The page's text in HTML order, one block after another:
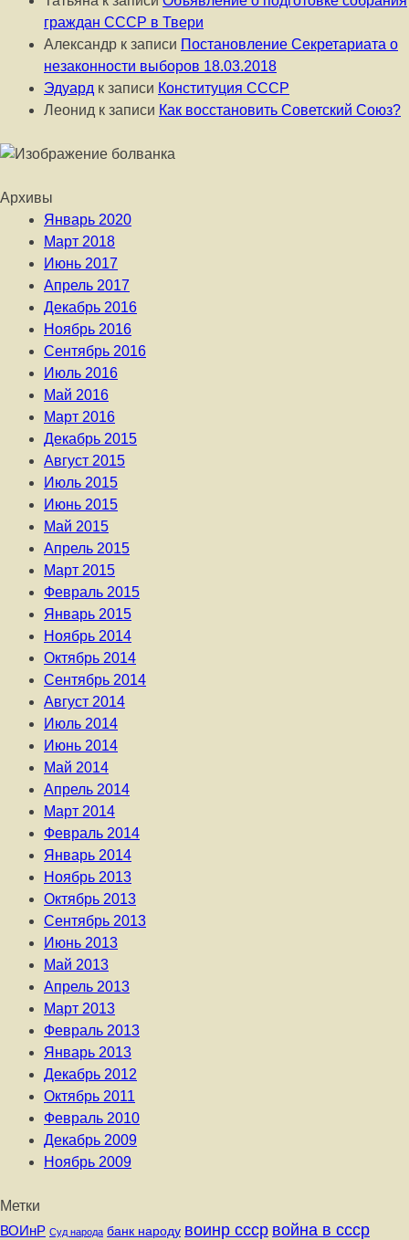
граждан СССР в Твери
Александр к записи Постановление Секретариата о
незаконности выборов 18.03.2018
Эдуард к записи Конституция СССР
Леонид к записи Как восстановить Советский Союз?
Архивы
Январь 2020
Март 2018
Июнь 2017
Апрель 2017
Декабрь 2016
Ноябрь 2016
Сентябрь 2016
Июль 2016
Май 2016
Март 2016
Декабрь 2015
Август 2015
Июль 2015
Июнь 2015
Май 2015
Апрель 2015
Март 2015
Февраль 2015
Январь 2015
Ноябрь 2014
Октябрь 2014
Сентябрь 2014
Август 2014
Июль 2014
Июнь 2014
Май 2014
Апрель 2014
Март 2014
Февраль 2014
Январь 2014
Ноябрь 2013
Октябрь 2013
Сентябрь 2013
Июнь 2013
Май 2013
Апрель 2013
Март 2013
Февраль 2013
Январь 2013
Декабрь 2012
Октябрь 2011
Февраль 2010
Декабрь 2009
Ноябрь 2009
Метки
ВОИнР Суд народа банк народу воинр ссср война в ссср